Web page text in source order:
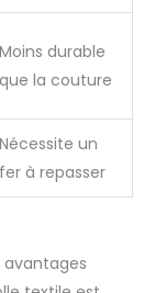
Moins durable
que la couture
Nécessite un
fer à repasser